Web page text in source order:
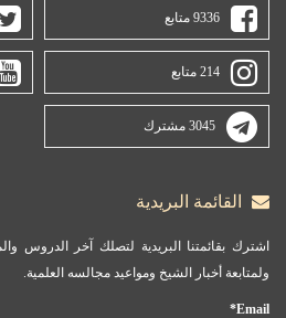
9336 متابع
214 متابع
3045 مشترك
القائمة البريدية
اشترك بقائمتنا البريدية لتصلك آخر الدروس
ولمتابعة أخبار الشيخ ومواعيد مجالسه العلمية.
Email*